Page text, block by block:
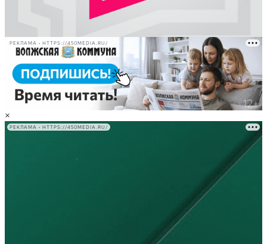
РЕКЛАМА • HTTPS://450MEDIA.RU/
×
РЕКЛАМА • HTTPS://450MEDIA.RU/